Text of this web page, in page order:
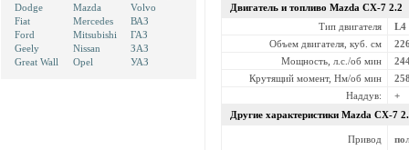
Dodge
Fiat
Ford
Geely
Great Wall
Mazda
Mercedes
Mitsubishi
Nissan
Opel
Volvo
ВАЗ
ГАЗ
ЗАЗ
УАЗ
Двигатель и топливо Mazda CX-7 2.2
Тип двигателя
L4
Объем двигателя, куб. см
Мощность, л.с./об мин
Крутящий момент, Нм/об мин
Наддув:
+
Другие характеристики Mazda CX-7
Привод